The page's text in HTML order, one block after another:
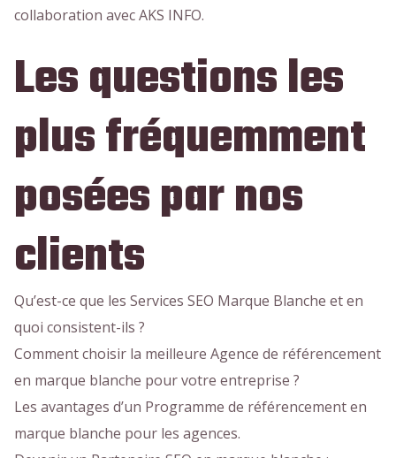
collaboration avec AKS INFO.
Les questions les
plus fréquemment
posées par nos
clients
Qu’est-ce que les Services SEO Marque Blanche et en
quoi consistent-ils ?
Comment choisir la meilleure Agence de référencement
en marque blanche pour votre entreprise ?
Les avantages d’un Programme de référencement en
marque blanche pour les agences.